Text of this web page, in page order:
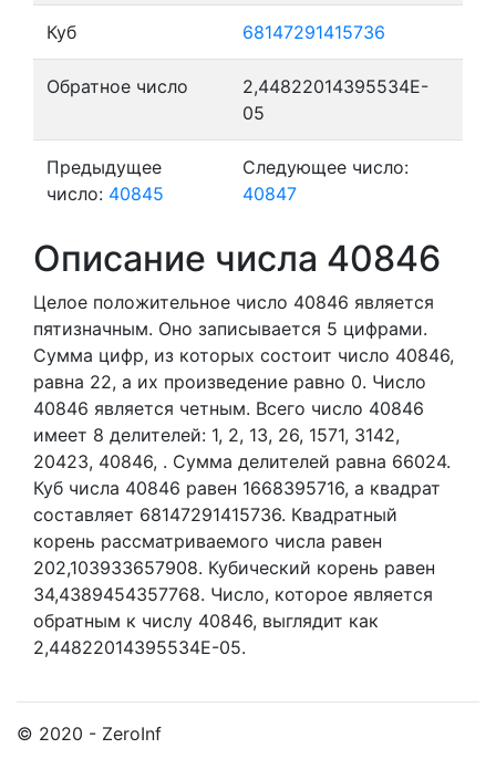
Куб 68147291415736
Обратное число
2,44822014395534E-
05
Предыдущее
число: 40845
Следующее число:
40847
Описание числа 40846
Целое положительное число 40846 является
пятизначным. Оно записывается 5 цифрами.
Сумма цифр, из которых состоит число 40846,
равна 22, а их произведение равно 0. Число
40846 является четным. Всего число 40846
имеет 8 делителей: 1, 2, 13, 26, 1571, 3142,
20423, 40846, . Сумма делителей равна 66024.
Куб числа 40846 равен 1668395716, а квадрат
составляет 68147291415736. Квадратный
корень рассматриваемого числа равен
202,103933657908. Кубический корень равен
34,4389454357768. Число, которое является
обратным к числу 40846, выглядит как
2,44822014395534E-05.
© 2020 - ZeroInf